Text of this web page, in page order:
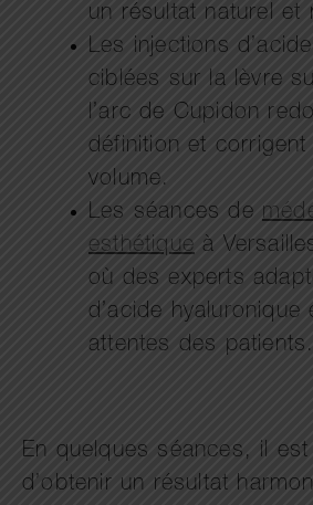
un résultat naturel et
Les injections
ciblées sur la lèvre
l’arc de Cupidon
définition et
volume.
Les séances de
esthétique à
où des experts
d’acide
attentes des patients.
En quelques séances, il
d’obtenir un résultat